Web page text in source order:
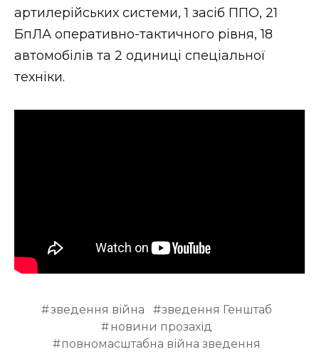
артилерійських системи, 1 засіб ППО, 21
БпЛА оперативно-тактичного рівня, 18
автомобілів та 2 одиниці спеціальної
техніки.
зведення війна
зведення Генштаб
новини прозахід
повномасштабна війна зведення